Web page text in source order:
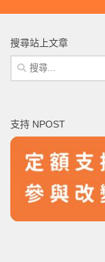
搜尋站上文章
搜
尋
字:
支持 NPOST